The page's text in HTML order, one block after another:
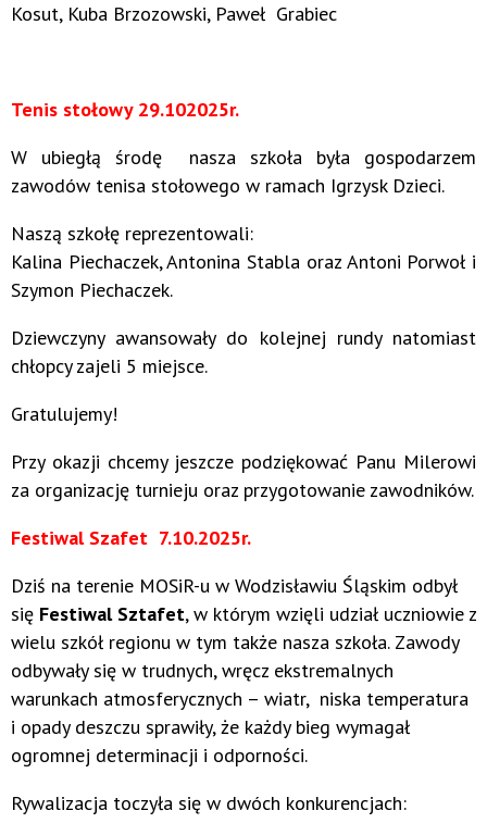
Kosut, Kuba Brzozowski, Paweł Grabiec
Tenis stołowy 29.102025r.
W ubiegłą środę nasza szkoła była gospodarzem
zawodów tenisa stołowego w ramach Igrzysk Dzieci.
Naszą szkołę reprezentowali:
Kalina Piechaczek, Antonina Stabla oraz Antoni Porwoł i
Szymon Piechaczek.
Dziewczyny awansowały do kolejnej rundy natomiast
chłopcy zajeli 5 miejsce.
Gratulujemy!
Przy okazji chcemy jeszcze podziękować Panu Milerowi
za organizację turnieju oraz przygotowanie zawodników.
Festiwal Szafet 7.10.2025r.
Dziś na terenie MOSiR-u w Wodzisławiu Śląskim odbył
się Festiwal Sztafet, w którym wzięli udział uczniowie z
wielu szkół regionu w tym także nasza szkoła. Zawody
odbywały się w trudnych, wręcz ekstremalnych
warunkach atmosferycznych – wiatr, niska temperatura
i opady deszczu sprawiły, że każdy bieg wymagał
ogromnej determinacji i odporności.
Rywalizacja toczyła się w dwóch konkurencjach: